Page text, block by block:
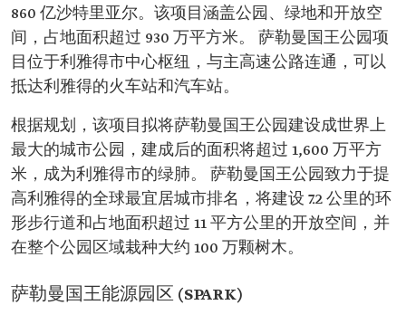
860 亿沙特里亚尔。该项目涵盖公园、绿地和开放空
间，占地面积超过 930 万平方米。 萨勒曼国王公园项
目位于利雅得市中心枢纽，与主高速公路连通，可以
抵达利雅得的火车站和汽车站。
根据规划，该项目拟将萨勒曼国王公园建设成世界上
最大的城市公园，建成后的面积将超过 1,600 万平方
米，成为利雅得市的绿肺。 萨勒曼国王公园致力于提
高利雅得的全球最宜居城市排名，将建设 7.2 公里的环
形步行道和占地面积超过 11 平方公里的开放空间，并
在整个公园区域栽种大约 100 万颗树木。
萨勒曼国王能源园区 (SPARK)